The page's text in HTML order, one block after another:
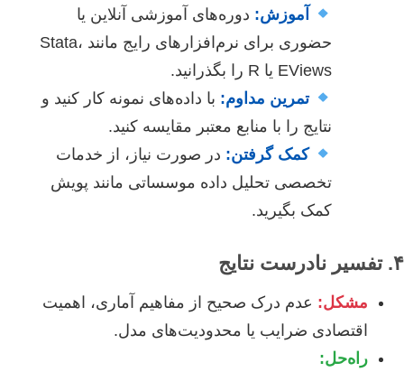
آموزش: دوره‌های آموزشی آنلاین یا
حضوری برای نرم‌افزارهای رایج مانند Stata،
EViews یا R را بگذرانید.
تمرین مداوم: با داده‌های نمونه کار کنید و
نتایج را با منابع معتبر مقایسه کنید.
کمک گرفتن: در صورت نیاز، از خدمات
تخصصی تحلیل داده موسساتی مانند پویش
کمک بگیرید.
۴. تفسیر نادرست نتایج
مشکل: عدم درک صحیح از مفاهیم آماری، اهمیت
اقتصادی ضرایب یا محدودیت‌های مدل.
راه‌حل: